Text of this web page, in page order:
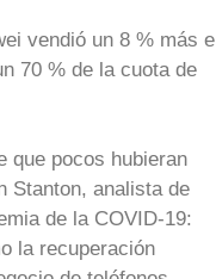
vendió un 8 % más
70 % de la cuota de
que pocos hubieran
Stanton, analista de
de la COVID-19:
la recuperación